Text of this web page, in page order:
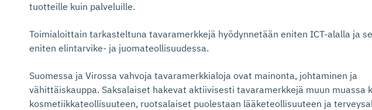
tuotteille kuin palveluille.
Toimialoittain tarkasteltuna tavaramerkkejä hyödynnetään eniten ICT-alalla ja
eniten elintarvike- ja juomateollisuudessa.
Suomessa ja Virossa vahvoja tavaramerkkialoja ovat mainonta, johtaminen ja
vähittäiskauppa. Saksalaiset hakevat aktiivisesti tavaramerkkejä muun muassa
kosmetiikkateollisuuteen, ruotsalaiset puolestaan lääketeollisuuteen ja